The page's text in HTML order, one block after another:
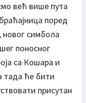
већ више пута
поред
новог симбола
поносног
са Кошара и
тада ће бити
присутан